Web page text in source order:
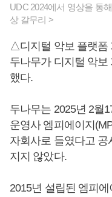
UDC 2024에서 영상을 통
상 갈무리 >
△디지털 악보 플랫폼
두나무가 디지털 악
했다.
두나무는 2025년 2월
운영사 엠피에이지
자회사로 들였다고 공
지지 않았다.
2015년 설립된 엠피에